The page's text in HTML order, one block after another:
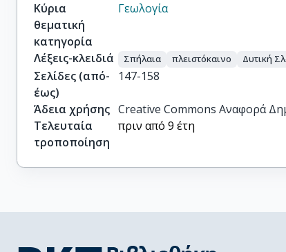
Κύρια
θεματική
κατηγορία
Γεωλογία
Λέξεις-κλειδιά Σπήλαια πλειστόκαινο Δυτική
Σελίδες (από-
έως)
147-158
Άδεια χρήσης Creative Commons Αναφορά
Τελευταία
τροποποίηση
πριν από 9 έτη